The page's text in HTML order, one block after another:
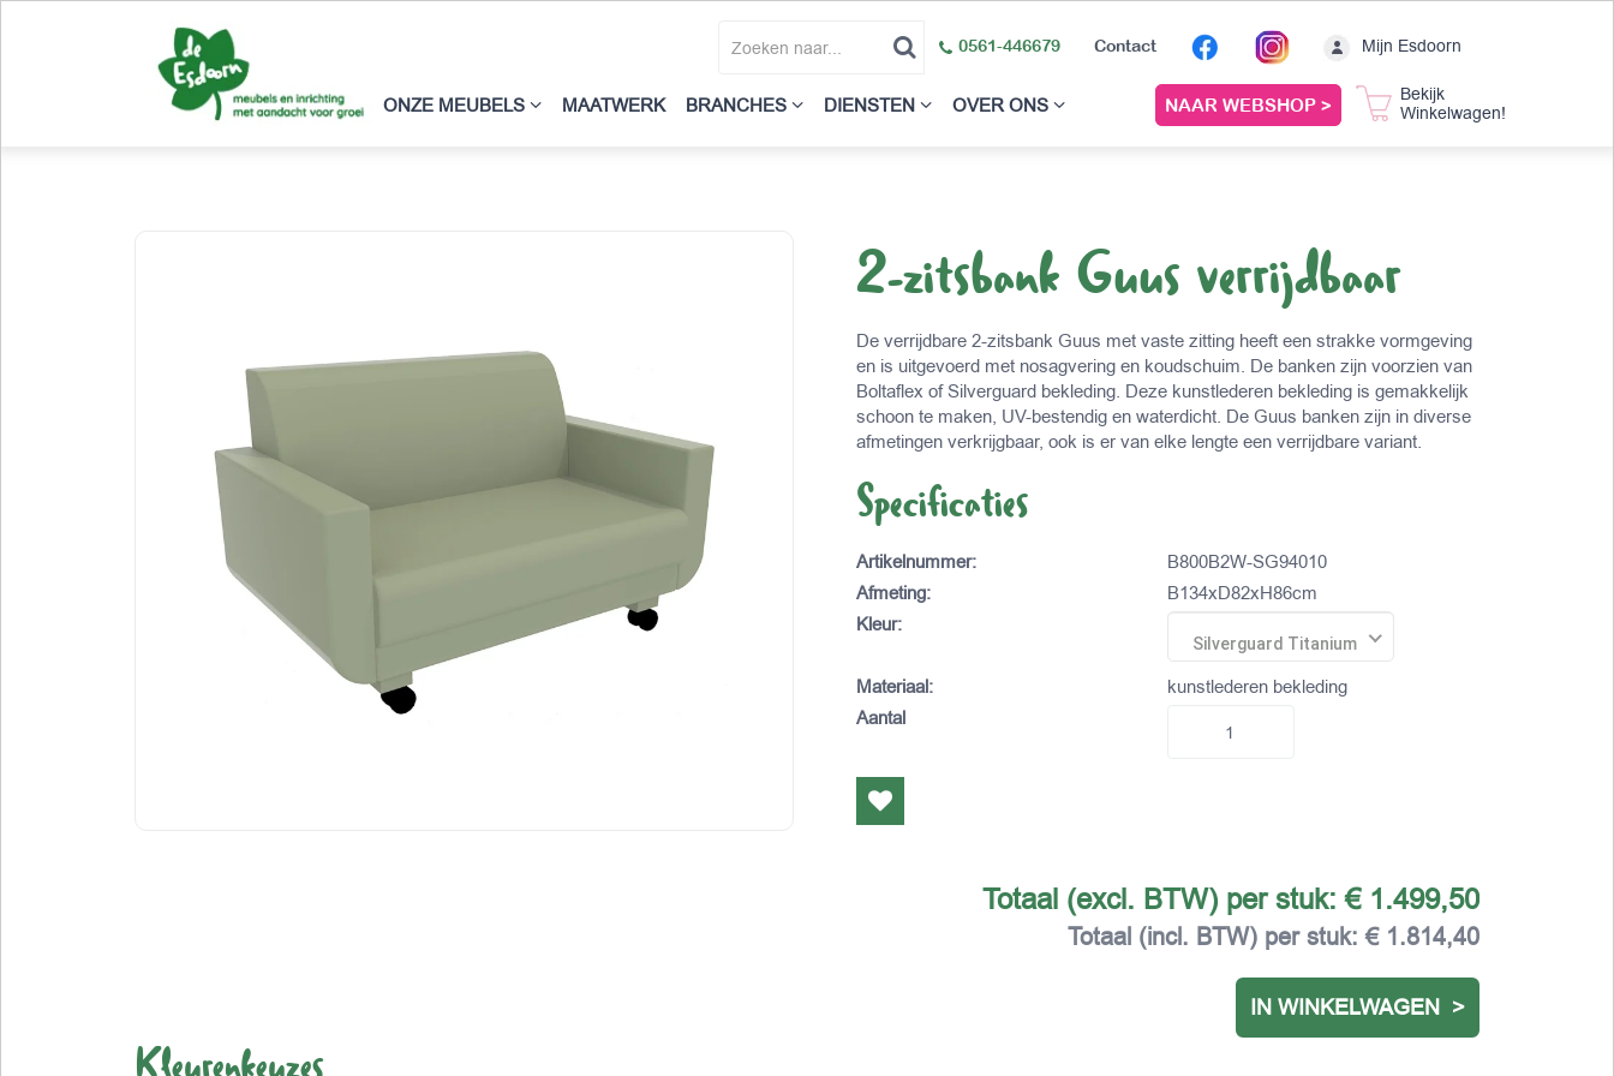
0561-446679 Contact Mijn Esdoorn
ONZE MEUBELS MAATWERK BRANCHES DIENSTEN OVER ONS NAAR WEBSHOP >
Bekijk
Winkelwagen!
2-zitsbank Guus verrijdbaar
De verrijdbare 2-zitsbank Guus met vaste zitting heeft een strakke vormgeving
en is uitgevoerd met nosagvering en koudschuim. De banken zijn voorzien van
Boltaflex of Silverguard bekleding. Deze kunstlederen bekleding is gemakkelijk
schoon te maken, UV-bestendig en waterdicht. De Guus banken zijn in diverse
afmetingen verkrijgbaar, ook is er van elke lengte een verrijdbare variant.
Specificaties
Artikelnummer:
B800B2W-SG94010
Afmeting:
B134xD82xH86cm
Kleur:
Silverguard Titanium
Materiaal:
kunstlederen bekleding
Aantal
Totaal (excl. BTW) per stuk:€ 1.499,50
Totaal (incl. BTW) per stuk:€ 1.814,40
IN WINKELWAGEN >
Kleurenkeuzes